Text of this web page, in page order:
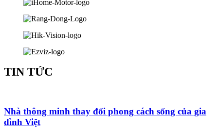
TIN TỨC
Nhà thông minh thay đổi phong cách sống của gia
đình Việt